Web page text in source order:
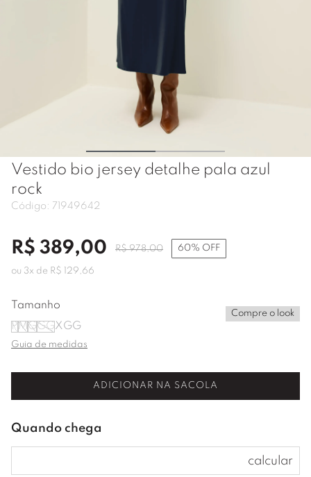
Vestido bio jersey detalhe pala azul
rock
Código: 71949642
R$ 389,00 R$ 978,00 60% OFF
ou 3x de R$ 129 ,66
Tamanho
PMGGGXGG
Compre o look
Guia de medidas
ADICIONAR NA SACOLA